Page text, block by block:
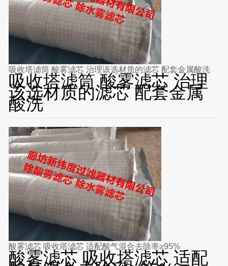
吸收塔滤筒 酸雾滤芯 治理该选材质的滤芯 配套金属酸洗
吸收塔滤筒 酸雾滤芯 治理
该选材质的滤芯 配套金属
酸洗
酸雾滤芯 吸收塔滤芯 适配酸气混合去除率≥95%
酸雾滤芯 吸收塔滤芯 适配